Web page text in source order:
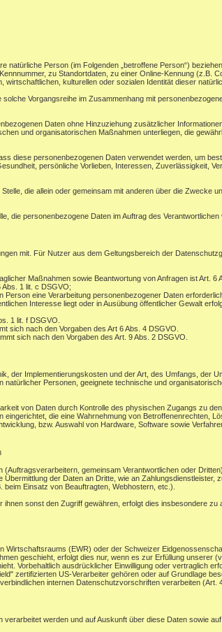
natürliche Person (im Folgenden „betroffene Person“)
zu Standortdaten, zu einer Online-Kennung (z.B.
kulturellen oder sozialen Identität dieser
Vorgangsreihe im Zusammenhang mit
Daten ohne Hinzuziehung zusätzlicher
und organisatorischen Maßnahmen unterliegen, die
diese personenbezogenen Daten verwendet werden, um
persönliche Vorlieben, Interessen, Zuverlässigkeit,
die allein oder gemeinsam mit anderen über die Zwecke
die personenbezogene Daten im Auftrag des Verantwortlichen
mit. Für Nutzer aus dem Geltungsbereich der
Maßnahmen sowie Beantwortung von Anfragen ist Art. 6
1 lit. c DSGVO;
eine Verarbeitung personenbezogener Daten
Interesse liegt oder in Ausübung öffentlicher Gewalt
1 lit. f DSGVO.
sich nach den Vorgaben des Art 6 Abs. 4 DSGVO.
sich nach den Vorgaben des Art. 9 Abs. 2 DSGVO.
der Implementierungskosten und der Art, des Umfangs, der
Personen, geeignete technische und
von Daten durch Kontrolle des physischen Zugangs zu
die eine Wahrnehmung von Betroffenenrechten,
bzw. Auswahl von Hardware, Software sowie
gemeinsam Verantwortlichen oder
der Daten an Dritte, wie an Zahlungsdienstleister,
Einsatz von Beauftragten, Webhostern, etc.).
sonst den Zugriff gewähren, erfolgt dies insbesondere
(EWR) oder der Schweizer
geschieht, erfolgt dies nur, wenn es zur Erfüllung unserer
Vorbehaltlich ausdrücklicher Einwilligung oder vertraglich
zertifizierten US-Verarbeiter gehören oder auf Grundlage
internen Datenschutzvorschriften verarbeiten (Art.
werden und auf Auskunft über diese Daten sowie